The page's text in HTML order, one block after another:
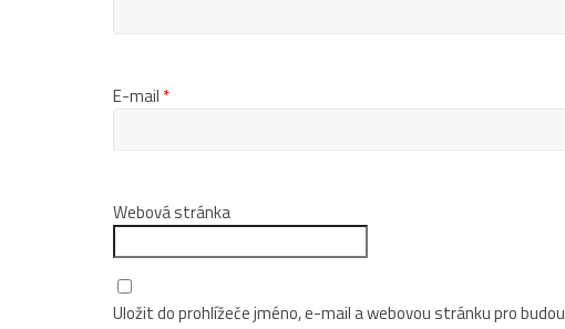
E-mail *
Webová stránka
Uložit do prohlížeče jméno, e-mail a webovou stránku pro